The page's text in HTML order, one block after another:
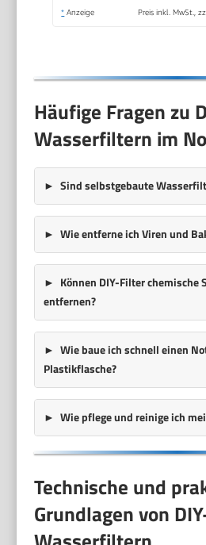
* Anzeige Preis inkl. MwSt.,
Häufige Fragen zu
Wasserfiltern im
Sind selbstgebaute
Wie entferne ich Viren und
Können DIY-Filter chemische
entfernen?
Wie baue ich schnell einen
Plastikflasche?
Wie pflege und reinige ich
Technische und
Grundlagen von